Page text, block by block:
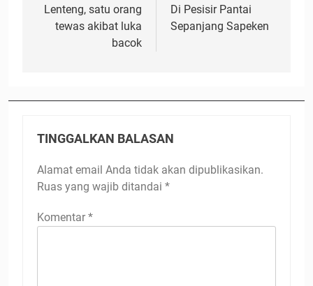
Lenteng, satu orang
tewas akibat luka
bacok
Di Pesisir Pantai
Sepanjang Sapeken
TINGGALKAN BALASAN
Alamat email Anda tidak akan dipublikasikan.
Ruas yang wajib ditandai *
Komentar *